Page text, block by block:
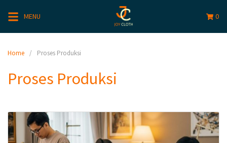
MENU 0
Home Proses Produksi
Proses Produksi